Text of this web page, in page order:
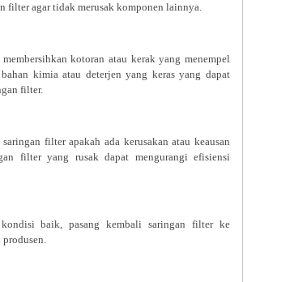
filter agar tidak merusak komponen lainnya.
kotoran atau kerak yang menempel
kimia atau deterjen yang keras yang dapat
filter.
filter apakah ada kerusakan atau keausan
filter yang rusak dapat mengurangi efisiensi
baik, pasang kembali saringan filter ke
produsen.